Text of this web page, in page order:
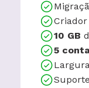
10 GB
5